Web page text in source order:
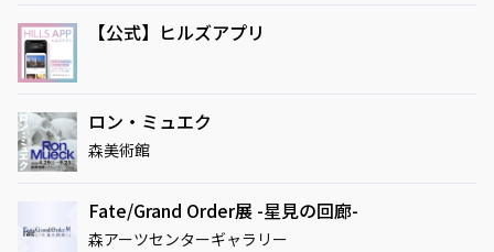
【公式】ヒルズアプリ
ロン・ミュエク
森美術館
Fate/Grand Order展 -星見の回廊-
森アーツセンターギャラリー